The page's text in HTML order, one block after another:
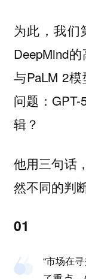
为此，我们
DeepMind
与PaLM 2
问题：
辑？
他用三句话
然不同的判断
01
“市场在